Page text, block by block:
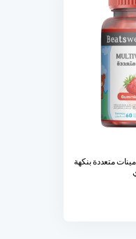
متعددة بنكهة